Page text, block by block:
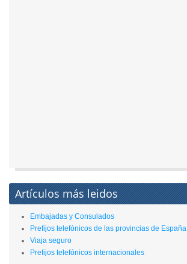
Artículos más leidos
Embajadas y Consulados
Prefijos telefónicos de las provincias de España
Viaja seguro
Prefijos telefónicos internacionales